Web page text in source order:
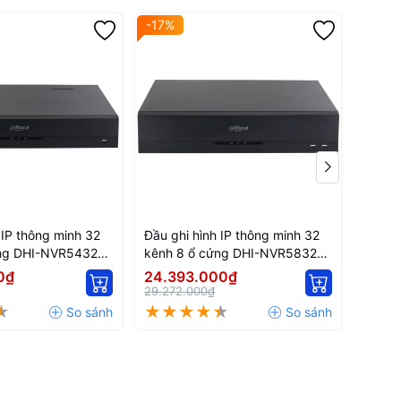
ANPR.
từ xa về
thông minh 32
DHI-NVR5432-
-17%
Đầu ghi hình IP thông minh 32
kênh 8 ổ cứng DHI-NVR5832-
EI2
24.393.000₫
29.272.000₫